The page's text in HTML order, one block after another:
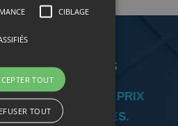
VITRIER À PARIS
QUALITÉ/PRIX
ET FENÊTRES.
CIBLAGE
TOUT
TOUT